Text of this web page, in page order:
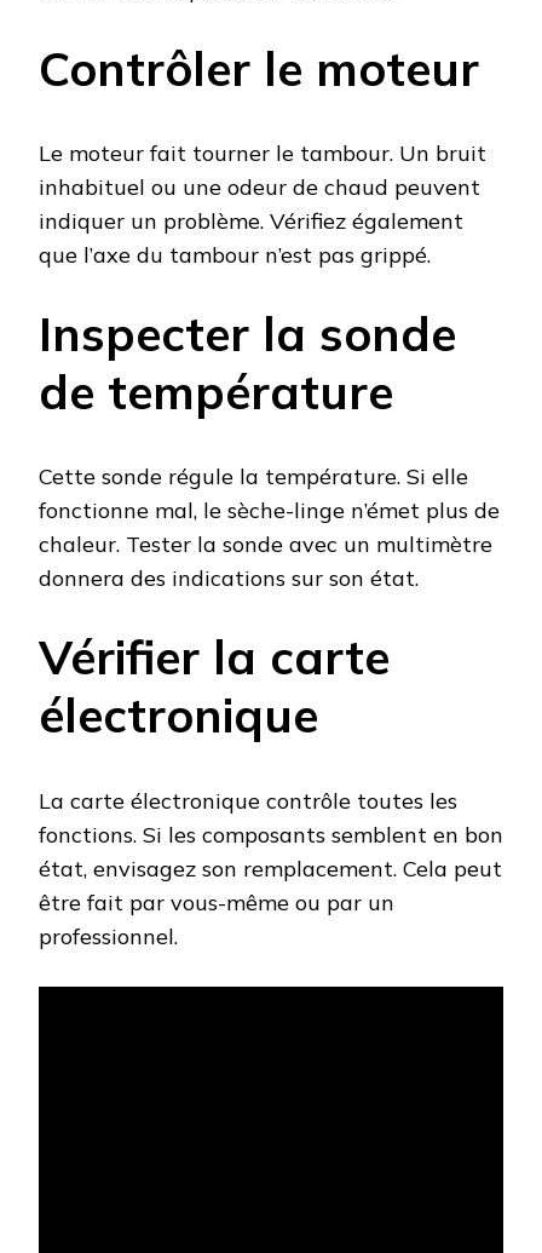
Contrôler le moteur
Le moteur fait tourner le tambour. Un bruit
inhabituel ou une odeur de chaud peuvent
indiquer un problème. Vérifiez également
que l’axe du tambour n’est pas grippé.
Inspecter la sonde
de température
Cette sonde régule la température. Si elle
fonctionne mal, le sèche-linge n’émet plus de
chaleur. Tester la sonde avec un multimètre
donnera des indications sur son état.
Vérifier la carte
électronique
La carte électronique contrôle toutes les
fonctions. Si les composants semblent en bon
état, envisagez son remplacement. Cela peut
être fait par vous-même ou par un
professionnel.